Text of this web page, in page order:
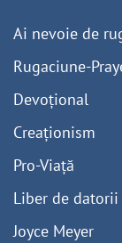
Ai nevoie de
Rugaciune-
Devoțional
Creaționism
Pro-Viață
Liber de datorii
Joyce Meyer